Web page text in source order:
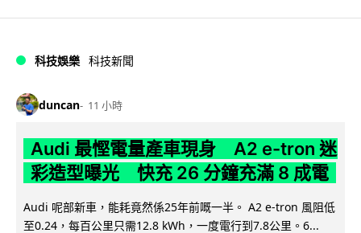
科技娛樂 科技新聞
duncan 11 小時
Audi 最慳電量產車現身 A2 e-tron 迷
彩造型曝光 快充 26 分鐘充滿 8 成電
Audi 呢部新車，能耗竟然係25年前嘅一半。 A2 e-tron 風阻低
至0.24，每百公里只需12.8 kWh，一度電行到7.8公里。6...